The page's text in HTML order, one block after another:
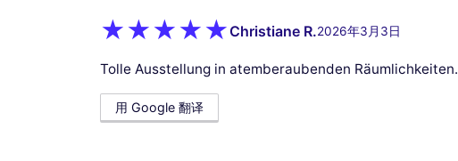
Christiane R.2026年3月3日
Tolle Ausstellung in atemberaubenden Räumlichkeiten.
用 Google 翻译